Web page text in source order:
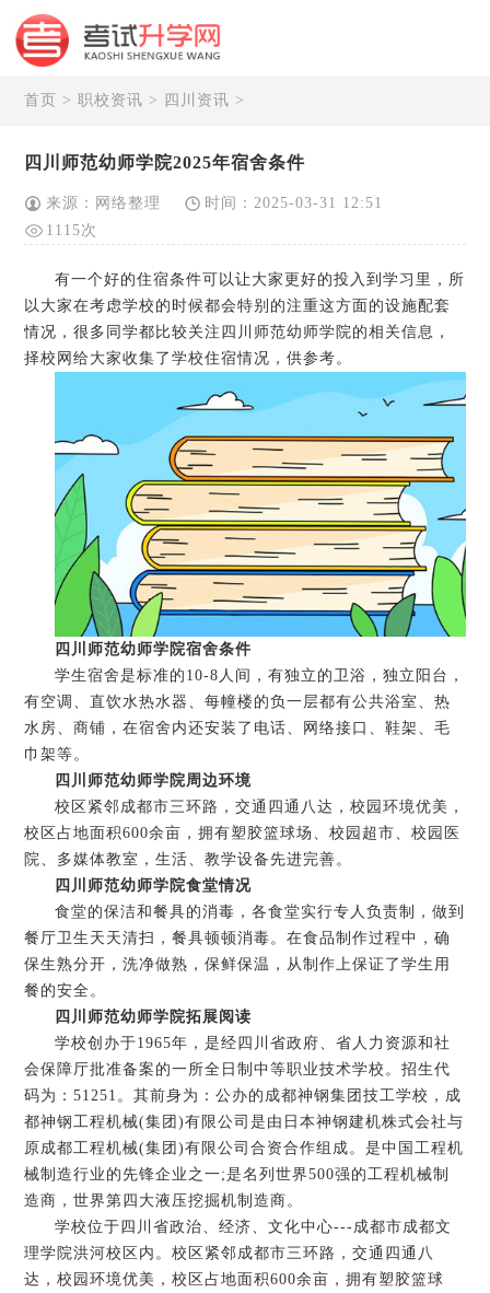
首页 >职校资讯 > 四川资讯 >
四川师范幼师学院2025年宿舍条件
来源：网络整理
时间：2025-03-31 12:51
1115次
有一个好的住宿条件可以让大家更好的投入到学习里，所
以大家在考虑学校的时候都会特别的注重这方面的设施配套
情况，很多同学都比较关注四川师范幼师学院的相关信息，
择校网给大家收集了学校住宿情况，供参考。
四川师范幼师学院宿舍条件
学生宿舍是标准的10-8人间，有独立的卫浴，独立阳台，
有空调、直饮水热水器、每幢楼的负一层都有公共浴室、热
水房、商铺，在宿舍内还安装了电话、网络接口、鞋架、毛
巾架等。
四川师范幼师学院周边环境
校区紧邻成都市三环路，交通四通八达，校园环境优美，
校区占地面积600余亩，拥有塑胶篮球场、校园超市、校园医
院、多媒体教室，生活、教学设备先进完善。
四川师范幼师学院食堂情况
食堂的保洁和餐具的消毒，各食堂实行专人负责制，做到
餐厅卫生天天清扫，餐具顿顿消毒。在食品制作过程中，确
保生熟分开，洗净做熟，保鲜保温，从制作上保证了学生用
餐的安全。
四川师范幼师学院拓展阅读
学校创办于1965年，是经四川省政府、省人力资源和社
会保障厅批准备案的一所全日制中等职业技术学校。招生代
码为：51251。其前身为：公办的成都神钢集团技工学校，成
都神钢工程机械(集团)有限公司是由日本神钢建机株式会社与
原成都工程机械(集团)有限公司合资合作组成。是中国工程机
械制造行业的先锋企业之一;是名列世界500强的工程机械制
造商，世界第四大液压挖掘机制造商。
学校位于四川省政治、经济、文化中心---成都市成都文
理学院洪河校区内。校区紧邻成都市三环路，交通四通八
达，校园环境优美，校区占地面积600余亩，拥有塑胶篮球